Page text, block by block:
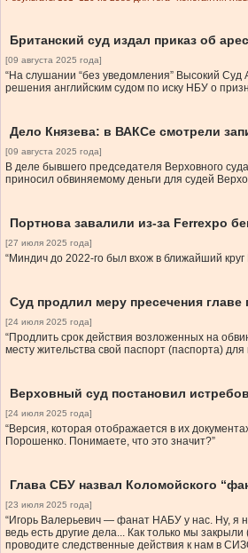
Британский суд издал приказ об
[09 августа 2025 года]
“На слушании “без уведомления” Высокий
решения английским судом по иску НБУ о
Дело Князева: в ВАКСе смотрели
[09 августа 2025 года]
В деле бывшего председателя Верховного
приносил обвиняемому деньги для судей
Портнова завалили из-за Ferrexpo
[27 июля 2025 года]
“Миндич до 2022-го был вхож в ближайший
Суд продлил меру пресечения главе
[24 июля 2025 года]
“Продлить срок действия возложенных на
месту жительства свой паспорт (паспорта)
Верховный суд постановил
[24 июля 2025 года]
“Версия, которая отображается в их
Порошенко. Понимаете, что это значит?”
Глава СБУ назвал Коломойского
[23 июля 2025 года]
“Игорь Валерьевич — фанат НАБУ у нас. Ну, я
ведь есть другие дела... Как только мы
проводите следственные действия к нам в